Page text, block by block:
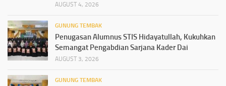
AUGUST 4, 2026
GUNUNG TEMBAK
Penugasan Alumnus STIS Hidayatullah, Kukuhkan
Semangat Pengabdian Sarjana Kader Dai
AUGUST 3, 2026
GUNUNG TEMBAK